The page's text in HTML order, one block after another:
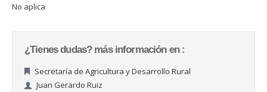
No aplica
¿Tienes dudas? más información en :
Secretaría de Agricultura y Desarrollo Rural
Juan Gerardo Ruiz